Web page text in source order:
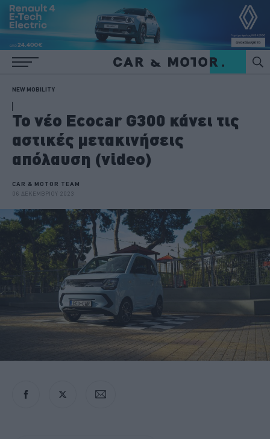
NEW MOBILITY
To νέο Ecocar G300 κάνει τις
αστικές μετακινήσεις
απόλαυση (video)
CAR & MOTOR TEAM
06 ΔΕΚΕΜΒΡΙΟΥ 2023